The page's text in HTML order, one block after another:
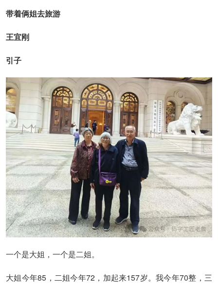
带着俩姐去旅游
王宜刚
引子
一个是大姐，一个是二姐。
大姐今年85，二姐今年72，加起来157岁。我今年70整，三